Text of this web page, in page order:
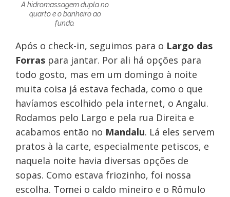
A hidromassagem dupla no
quarto e o banheiro ao
fundo.
Após o check-in, seguimos para o Largo das
Forraspara jantar. Por ali há opções para
todo gosto, mas em um domingo à noite
muita coisa já estava fechada, como o que
havíamos escolhido pela internet, o Angalu.
Rodamos pelo Largo e pela rua Direita e
acabamos então no Mandalu. Lá eles servem
pratos à la carte, especialmente petiscos, e
naquela noite havia diversas opções de
sopas. Como estava friozinho, foi nossa
escolha. Tomei o caldo mineiro e o Rômulo